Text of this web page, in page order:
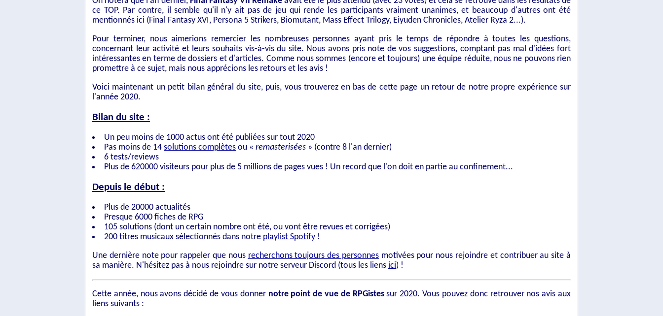
ce TOP. Par contre, il semble qu'il n'y ait pas de jeu qui rende les participants vraiment unanimes, et beaucoup d'autres ont été
mentionnés ici (Final Fantasy XVI, Persona 5 Strikers, Biomutant, Mass Effect Trilogy, Eiyuden Chronicles, Atelier Ryza 2...).
Pour terminer, nous aimerions remercier les nombreuses personnes ayant pris le temps de répondre à toutes les questions,
concernant leur activité et leurs souhaits vis-à-vis du site. Nous avons pris note de vos suggestions, comptant pas mal d'idées fort
intéressantes en terme de dossiers et d'articles. Comme nous sommes (encore et toujours) une équipe réduite, nous ne pouvons rien
promettre à ce sujet, mais nous apprécions les retours et les avis !
Voici maintenant un petit bilan général du site, puis, vous trouverez en bas de cette page un retour de notre propre expérience sur
l'année 2020.
Bilan du site :
Un peu moins de 1000 actus ont été publiées sur tout 2020
Pas moins de 14 solutions complètes ou « remasterisées » (contre 8 l'an dernier)
6 tests/reviews
Plus de 620000 visiteurs pour plus de 5 millions de pages vues ! Un record que l'on doit en partie au confinement...
Depuis le début :
Plus de 20000 actualités
Presque 6000 fiches de RPG
105 solutions (dont un certain nombre ont été, ou vont être revues et corrigées)
200 titres musicaux sélectionnés dans notre playlist Spotify !
Une dernière note pour rappeler que nous recherchons toujours des personnesmotivées pour nous rejoindre et contribuer au site à
sa manière. N'hésitez pas à nous rejoindre sur notre serveur Discord (tous les liens ici) !
Cette année, nous avons décidé de vous donner notre point de vue de RPGistessur 2020. Vous pouvez donc retrouver nos avis aux
liens suivants :